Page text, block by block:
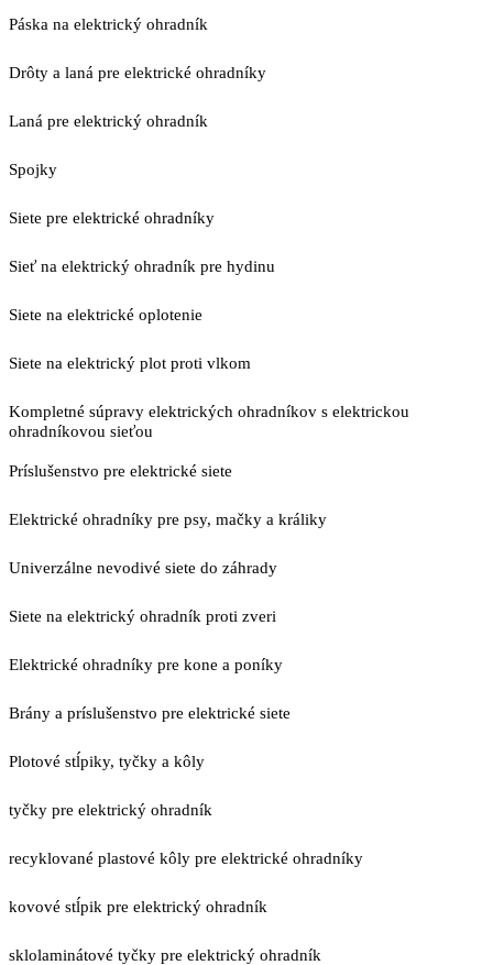
Páska na elektrický ohradník
Drôty a laná pre elektrické ohradníky
Laná pre elektrický ohradník
Spojky
Siete pre elektrické ohradníky
Sieť na elektrický ohradník pre hydinu
Siete na elektrické oplotenie
Siete na elektrický plot proti vlkom
Kompletné súpravy elektrických ohradníkov s elektrickou
ohradníkovou sieťou
Príslušenstvo pre elektrické siete
Elektrické ohradníky pre psy, mačky a králiky
Univerzálne nevodivé siete do záhrady
Siete na elektrický ohradník proti zveri
Elektrické ohradníky pre kone a poníky
Brány a príslušenstvo pre elektrické siete
Plotové stĺpiky, tyčky a kôly
tyčky pre elektrický ohradník
recyklované plastové kôly pre elektrické ohradníky
kovové stĺpik pre elektrický ohradník
sklolaminátové tyčky pre elektrický ohradník